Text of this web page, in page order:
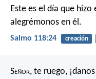
Este es el día que hizo
alegrémonos en él.
Salmo 118:24 creación
Señor, te ruego,